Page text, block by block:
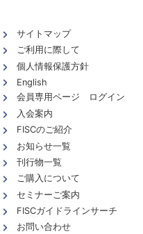
サイトマップ
ご利用に際して
個人情報保護方針
English
会員専用ページ ログイン
入会案内
FISCのご紹介
お知らせ一覧
刊行物一覧
ご購入について
セミナーご案内
FISCガイドラインサーチ
お問い合わせ